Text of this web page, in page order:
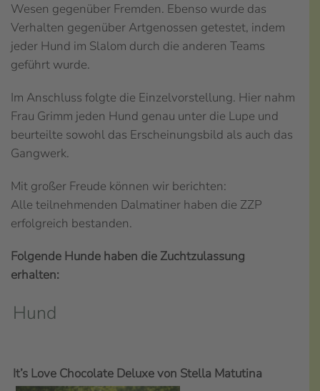
Wesen gegenüber Fremden. Ebenso wurde das
Verhalten gegenüber Artgenossen getestet, indem
jeder Hund im Slalom durch die anderen Teams
geführt wurde.
Im Anschluss folgte die Einzelvorstellung. Hier nahm
Frau Grimm jeden Hund genau unter die Lupe und
beurteilte sowohl das Erscheinungsbild als auch das
Gangwerk.
Mit großer Freude können wir berichten:
Alle teilnehmenden Dalmatiner haben die ZZP
erfolgreich bestanden.
Folgende Hunde haben die Zuchtzulassung
erhalten:
Hund
It’s Love Chocolate Deluxe von Stella Matutina